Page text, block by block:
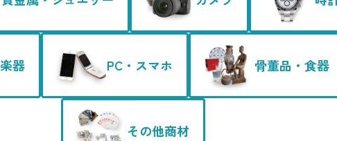
楽器 PC・スマホ 骨董品・食器
その他商材